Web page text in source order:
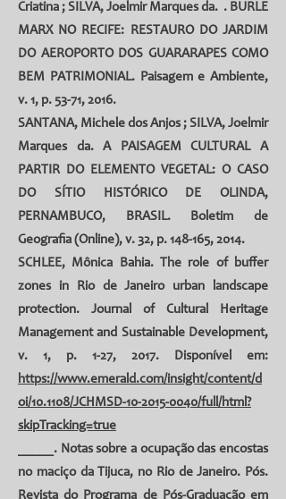
Criatina ; SILVA, Joelmir Marques da. . BURLE
MARX NO RECIFE: RESTAURO DO JARDIM
DO AEROPORTO DOS GUARARAPES COMO
BEM PATRIMONIAL. Paisagem e Ambiente,
v. 1, p. 53-71, 2016.
SANTANA, Michele dos Anjos; SILVA, Joelmir
Marques da. A PAISAGEM CULTURAL A
PARTIR DO ELEMENTO VEGETAL: O CASO
DO SÍTIO HISTÓRICO DE OLINDA,
PERNAMBUCO, BRASIL. Boletim de
Geografia (Online), v. 32, p. 148-165, 2014.
SCHLEE, Mônica Bahia. The role of buffer
zones in Rio de Janeiro urban landscape
protection. Journal of Cultural Heritage
Management and Sustainable Development,
v. 1, p. 1-27, 2017. Disponível em:
https://www.emerald.com/insight/content/d
oi/10.1108/JCHMSD-10-2015-0040/full/html?
skipTracking=true
_____. Notas sobre a ocupação das encostas
no maciço da Tijuca, no Rio de Janeiro. Pós.
Revista do Programa de Pós-Graduação em